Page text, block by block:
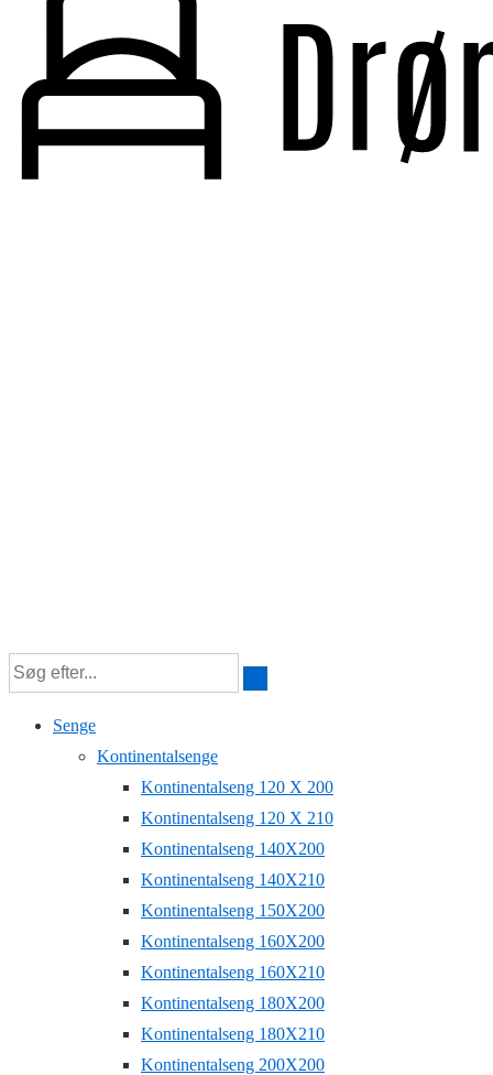
Senge
Kontinentalsenge
Kontinentalseng 120 X 200
Kontinentalseng 120 X 210
Kontinentalseng 140X200
Kontinentalseng 140X210
Kontinentalseng 150X200
Kontinentalseng 160X200
Kontinentalseng 160X210
Kontinentalseng 180X200
Kontinentalseng 180X210
Kontinentalseng 200X200